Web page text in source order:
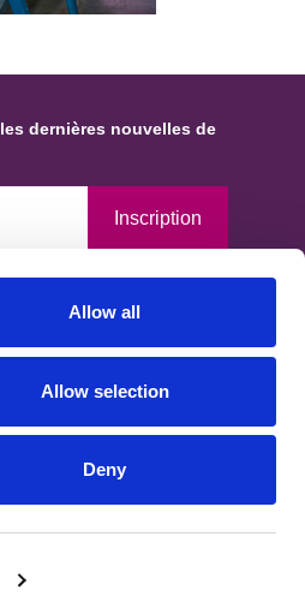
Allow all
Allow selection
Deny
dernières nouvelles de
Inscription
Carrington Textiles à
vous concernant et à les
de confidentialité, établie en
commissaire à l'information.
soient modifiées, mises à